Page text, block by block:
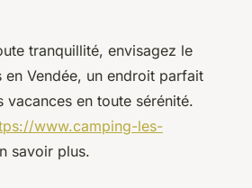
tranquillité, envisagez le
en Vendée, un endroit parfait
en toute sérénité.
www.camping-les-
savoir plus.